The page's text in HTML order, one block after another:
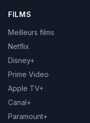
FILMS
Meilleurs films
Netflix
Disney+
Prime Video
Apple TV+
Canal+
Paramount+